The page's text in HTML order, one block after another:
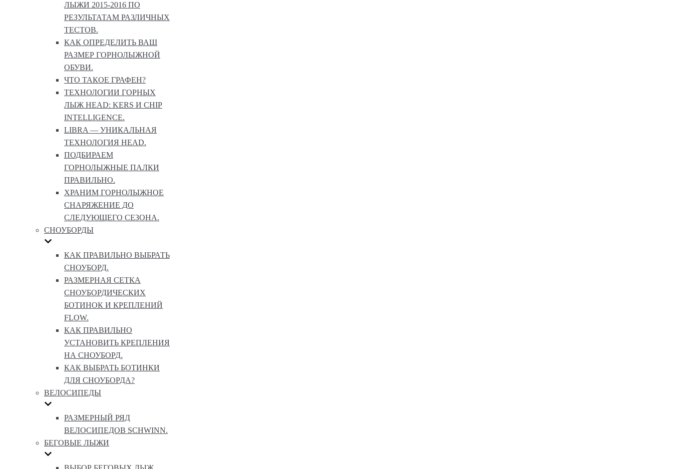
ЛЫЖИ 2015-2016 ПО
РЕЗУЛЬТАТАМ РАЗЛИЧНЫХ
ТЕСТОВ.
КАК ОПРЕДЕЛИТЬ ВАШ
РАЗМЕР ГОРНОЛЫЖНОЙ
ОБУВИ.
ЧТО ТАКОЕ ГРАФЕН?
ТЕХНОЛОГИИ ГОРНЫХ
ЛЫЖ HEAD: KERS И CHIP
INTELLIGENCE.
LIBRA — УНИКАЛЬНАЯ
ТЕХНОЛОГИЯ HEAD.
ПОДБИРАЕМ
ГОРНОЛЫЖНЫЕ ПАЛКИ
ПРАВИЛЬНО.
ХРАНИМ ГОРНОЛЫЖНОЕ
СНАРЯЖЕНИЕ ДО
СЛЕДУЮЩЕГО СЕЗОНА.
СНОУБОРДЫ
КАК ПРАВИЛЬНО ВЫБРАТЬ
СНОУБОРД.
РАЗМЕРНАЯ СЕТКА
СНОУБОРДИЧЕСКИХ
БОТИНОК И КРЕПЛЕНИЙ
FLOW.
КАК ПРАВИЛЬНО
УСТАНОВИТЬ КРЕПЛЕНИЯ
НА СНОУБОРД.
КАК ВЫБРАТЬ БОТИНКИ
ДЛЯ СНОУБОРДА?
ВЕЛОСИПЕДЫ
РАЗМЕРНЫЙ РЯД
ВЕЛОСИПЕДОВ SCHWINN.
БЕГОВЫЕ ЛЫЖИ